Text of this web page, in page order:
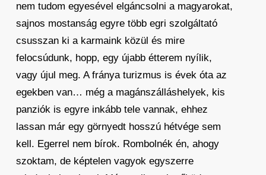
nem tudom egyesével elgáncsolni a magyarokat,
sajnos mostanság egyre több egri szolgáltató
csusszan ki a karmaink közül és mire
felocsúdunk, hopp, egy újabb étterem nyílik,
vagy újul meg. A fránya turizmus is évek óta az
egekben van… még a magánszálláshelyek, kis
panziók is egyre inkább tele vannak, ehhez
lassan már egy görnyedt hosszú hétvége sem
kell. Egerrel nem bírok. Rombolnék én, ahogy
szoktam, de képtelen vagyok egyszerre